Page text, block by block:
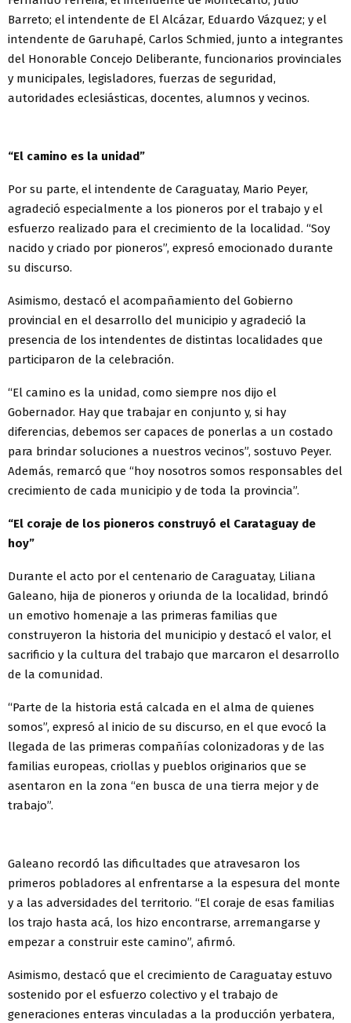
Barreto; el intendente de El Alcázar, Eduardo Vázquez; y el
intendente de Garuhapé, Carlos Schmied, junto a integrantes
del Honorable Concejo Deliberante, funcionarios provinciales
y municipales, legisladores, fuerzas de seguridad,
autoridades eclesiásticas, docentes, alumnos y vecinos.
“El camino es la unidad”
Por su parte, el intendente de Caraguatay, Mario Peyer,
agradeció especialmente a los pioneros por el trabajo y el
esfuerzo realizado para el crecimiento de la localidad. “Soy
nacido y criado por pioneros”, expresó emocionado durante
su discurso.
Asimismo, destacó el acompañamiento del Gobierno
provincial en el desarrollo del municipio y agradeció la
presencia de los intendentes de distintas localidades que
participaron de la celebración.
“El camino es la unidad, como siempre nos dijo el
Gobernador. Hay que trabajar en conjunto y, si hay
diferencias, debemos ser capaces de ponerlas a un costado
para brindar soluciones a nuestros vecinos”, sostuvo Peyer.
Además, remarcó que “hoy nosotros somos responsables del
crecimiento de cada municipio y de toda la provincia”.
“El coraje de los pioneros construyó el Carataguay de
hoy”
Durante el acto por el centenario de Caraguatay, Liliana
Galeano, hija de pioneros y oriunda de la localidad, brindó
un emotivo homenaje a las primeras familias que
construyeron la historia del municipio y destacó el valor, el
sacrificio y la cultura del trabajo que marcaron el desarrollo
de la comunidad.
“Parte de la historia está calcada en el alma de quienes
somos”, expresó al inicio de su discurso, en el que evocó la
llegada de las primeras compañías colonizadoras y de las
familias europeas, criollas y pueblos originarios que se
asentaron en la zona “en busca de una tierra mejor y de
trabajo”.
Galeano recordó las dificultades que atravesaron los
primeros pobladores al enfrentarse a la espesura del monte
y a las adversidades del territorio. “El coraje de esas familias
los trajo hasta acá, los hizo encontrarse, arremangarse y
empezar a construir este camino”, afirmó.
Asimismo, destacó que el crecimiento de Caraguatay estuvo
sostenido por el esfuerzo colectivo y el trabajo de
generaciones enteras vinculadas a la producción yerbatera,